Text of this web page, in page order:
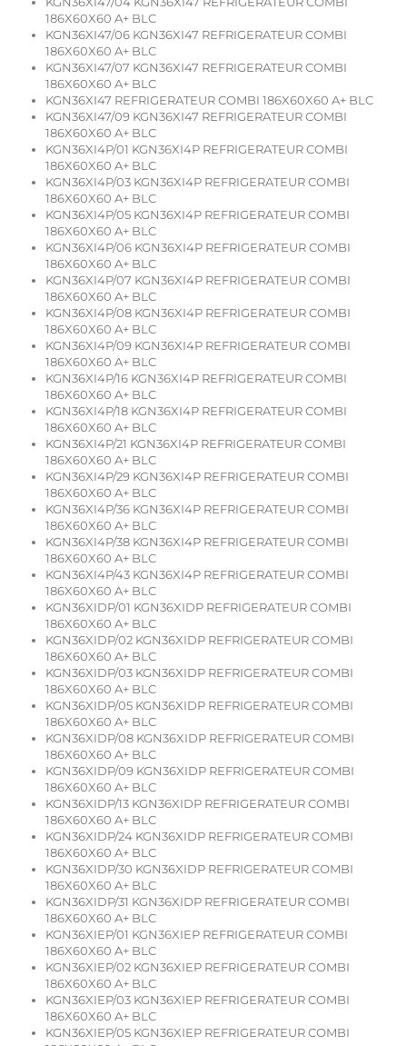
186X60X60 A+ BLC
KGN36XI47/06 KGN36XI47 REFRIGERATEUR COMBI
186X60X60 A+ BLC
KGN36XI47/07 KGN36XI47 REFRIGERATEUR COMBI
186X60X60 A+ BLC
KGN36XI47 REFRIGERATEUR COMBI 186X60X60 A+ BLC
KGN36XI47/09 KGN36XI47 REFRIGERATEUR COMBI
186X60X60 A+ BLC
KGN36XI4P/01 KGN36XI4P REFRIGERATEUR COMBI
186X60X60 A+ BLC
KGN36XI4P/03 KGN36XI4P REFRIGERATEUR COMBI
186X60X60 A+ BLC
KGN36XI4P/05 KGN36XI4P REFRIGERATEUR COMBI
186X60X60 A+ BLC
KGN36XI4P/06 KGN36XI4P REFRIGERATEUR COMBI
186X60X60 A+ BLC
KGN36XI4P/07 KGN36XI4P REFRIGERATEUR COMBI
186X60X60 A+ BLC
KGN36XI4P/08 KGN36XI4P REFRIGERATEUR COMBI
186X60X60 A+ BLC
KGN36XI4P/09 KGN36XI4P REFRIGERATEUR COMBI
186X60X60 A+ BLC
KGN36XI4P/16 KGN36XI4P REFRIGERATEUR COMBI
186X60X60 A+ BLC
KGN36XI4P/18 KGN36XI4P REFRIGERATEUR COMBI
186X60X60 A+ BLC
KGN36XI4P/21 KGN36XI4P REFRIGERATEUR COMBI
186X60X60 A+ BLC
KGN36XI4P/29 KGN36XI4P REFRIGERATEUR COMBI
186X60X60 A+ BLC
KGN36XI4P/36 KGN36XI4P REFRIGERATEUR COMBI
186X60X60 A+ BLC
KGN36XI4P/38 KGN36XI4P REFRIGERATEUR COMBI
186X60X60 A+ BLC
KGN36XI4P/43 KGN36XI4P REFRIGERATEUR COMBI
186X60X60 A+ BLC
KGN36XIDP/01 KGN36XIDP REFRIGERATEUR COMBI
186X60X60 A+ BLC
KGN36XIDP/02 KGN36XIDP REFRIGERATEUR COMBI
186X60X60 A+ BLC
KGN36XIDP/03 KGN36XIDP REFRIGERATEUR COMBI
186X60X60 A+ BLC
KGN36XIDP/05 KGN36XIDP REFRIGERATEUR COMBI
186X60X60 A+ BLC
KGN36XIDP/08 KGN36XIDP REFRIGERATEUR COMBI
186X60X60 A+ BLC
KGN36XIDP/09 KGN36XIDP REFRIGERATEUR COMBI
186X60X60 A+ BLC
KGN36XIDP/13 KGN36XIDP REFRIGERATEUR COMBI
186X60X60 A+ BLC
KGN36XIDP/24 KGN36XIDP REFRIGERATEUR COMBI
186X60X60 A+ BLC
KGN36XIDP/30 KGN36XIDP REFRIGERATEUR COMBI
186X60X60 A+ BLC
KGN36XIDP/31 KGN36XIDP REFRIGERATEUR COMBI
186X60X60 A+ BLC
KGN36XIEP/01 KGN36XIEP REFRIGERATEUR COMBI
186X60X60 A+ BLC
KGN36XIEP/02 KGN36XIEP REFRIGERATEUR COMBI
186X60X60 A+ BLC
KGN36XIEP/03 KGN36XIEP REFRIGERATEUR COMBI
186X60X60 A+ BLC
KGN36XIEP/05 KGN36XIEP REFRIGERATEUR COMBI